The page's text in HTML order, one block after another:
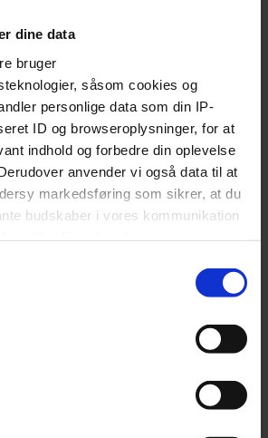
dine data
bruger
såsom cookies og
personlige data som din IP-
ID og browseroplysninger, for at
indhold og forbedre din oplevelse
anvender vi også data til at
markedsføring som sikrer, at du
budskaber i vores kommunikation
fordi vi værner om dit
siden 'Privatlivs- og cookiepolitik'
restaurant